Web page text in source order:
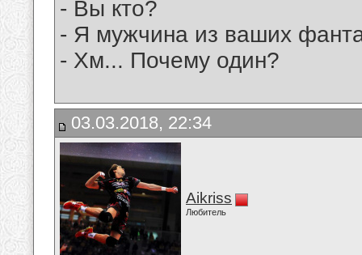
- Вы кто?
- Я мужчина из ваших
- Хм... Почему один?
03.03.2018, 22:34
Aikriss
Любитель